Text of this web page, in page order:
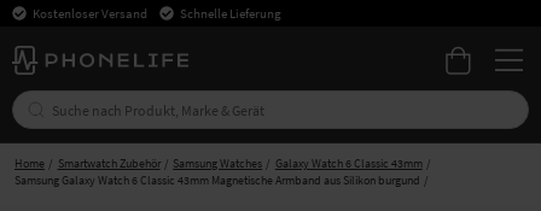
Kostenloser Versand Schnelle Lieferung
Home Smartwatch Zubehör Samsung Watches
Galaxy Watch 6 Classic 43mm
Samsung Galaxy Watch 6 Classic 43mm Magnetische Armband aus Silikon burgund